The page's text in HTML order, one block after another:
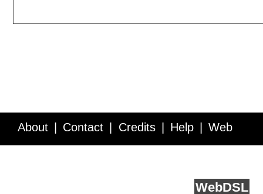
About Contact Credits Help Web
WebDSL